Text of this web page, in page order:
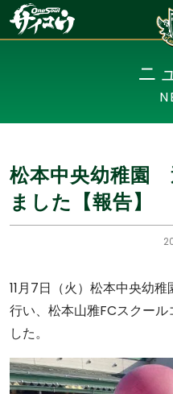
ニ
松本中央幼稚園
ました【報告】
11月7日（火）松本中央幼
行い、松本山雅FCスクー
した。